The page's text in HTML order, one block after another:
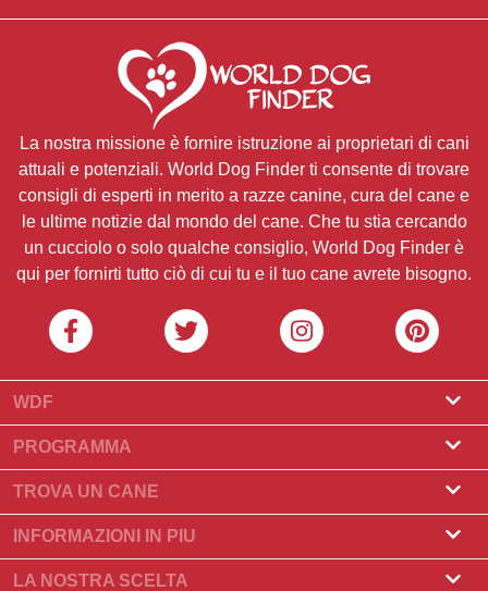
La nostra missione è fornire istruzione ai proprietari di cani
attuali e potenziali. World Dog Finder ti consente di trovare
consigli di esperti in merito a razze canine, cura del cane e
le ultime notizie dal mondo del cane. Che tu stia cercando
un cucciolo o solo qualche consiglio, World Dog Finder è
qui per fornirti tutto ciò di cui tu e il tuo cane avrete bisogno.
WDF
Riguardo a noi
Cos'è World Dog Finder
Quali associazioni accettiamo?
Contatto
I nostri partner
PROGRAMMA
Programma Allevatore
Programma per toelettatori
TROVA UN CANE
Trova un allevatore
Compra un cane
INFORMAZIONI IN PIU
Razze di cani
LA NOSTRA SCELTA